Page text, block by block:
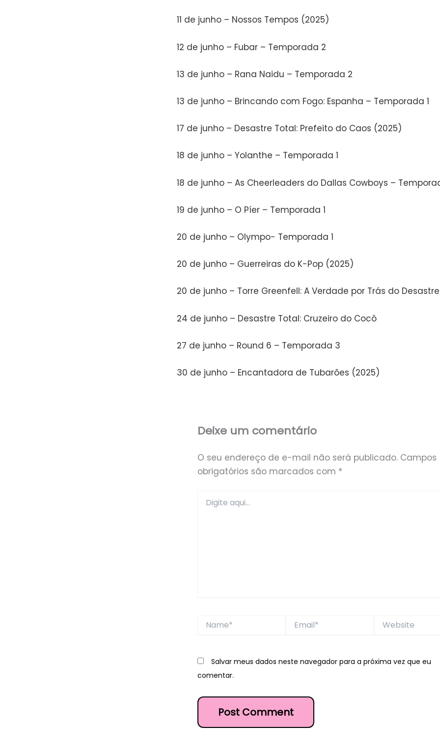
11 de junho – Nossos Tempos (2025)
12 de junho – Fubar – Temporada 2
13 de junho – Rana Naidu – Temporada 2
13 de junho – Brincando com Fogo: Espanha – Temporada 1
17 de junho – Desastre Total: Prefeito do Caos (2025)
18 de junho – Yolanthe – Temporada 1
18 de junho – As Cheerleaders do Dallas Cowboys –
19 de junho – O Píer – Temporada 1
20 de junho – Olympo- Temporada 1
20 de junho – Guerreiras do K-Pop (2025)
20 de junho – Torre Greenfell: A Verdade por Trás do
24 de junho – Desastre Total: Cruzeiro do Cocô
27 de junho – Round 6 – Temporada 3
30 de junho – Encantadora de Tubarões (2025)
Deixe um comentário
O seu endereço de e-mail não será publicado. Campos
obrigatórios são marcados com *
aqui...
Website
Salvar meus dados neste navegador para a próxima vez que eu
comentar.